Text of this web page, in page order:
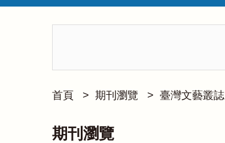
首頁 > 期刊瀏覽 > 臺灣文藝叢誌
期刊瀏覽